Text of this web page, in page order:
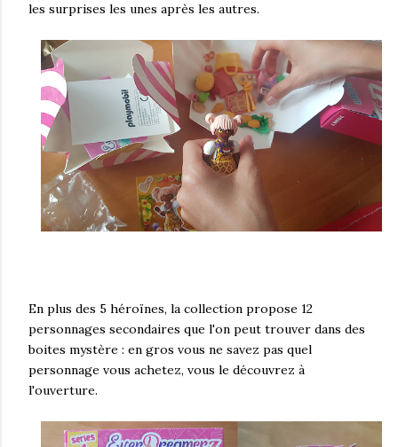
les surprises les unes après les autres.
En plus des 5 héroïnes, la collection propose 12
personnages secondaires que l'on peut trouver dans des
boites mystère : en gros vous ne savez pas quel
personnage vous achetez, vous le découvrez à
l'ouverture.